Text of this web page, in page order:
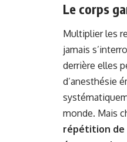
Le corps
Multiplier les
jamais
derrière elles
d’anesthésie
monde. Mais
répétition de